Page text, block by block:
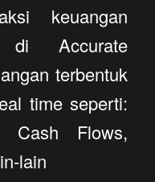
keuangan
di Accurate
terbentuk
time seperti:
Cash Flows,
lain